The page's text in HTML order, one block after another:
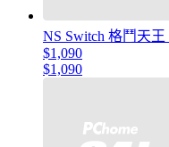
NS Switch 格鬥天
$1,090
$1,090